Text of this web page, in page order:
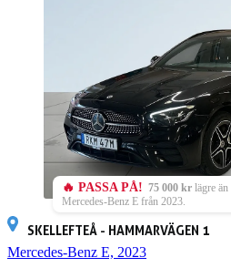
🔥 PASSA PÅ! 75 000 kr lägre
Mercedes-Benz E från 2023.
SKELLEFTEÅ - HAMMARVÄGEN 1
Mercedes-Benz E, 2023